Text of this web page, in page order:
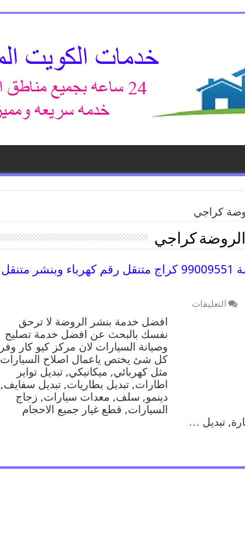
كراجي
كراجي
افضل خدمة بنشر الروضة 99009551 كراج متنقل رقم كهرباء وبنشر متنقل
التعليقات
افضل خدمة بنشر الروضة لا ترحق
نفسك بالبحث عن افضل خدمة تصليح
وصيانة السيارات لان مركز كيو كار وفر
كل شئ يختص ياعمال اصلاح السيارات
مثل كهربائي, ميكانيكي, تبديل تواير
اطارات, تبديل بطاريات, تبديل سفايف,
دينمو, سلف, معدات سيارات, زجاج
السيارات, قطع غيار جميع الاحجام
تبديل …